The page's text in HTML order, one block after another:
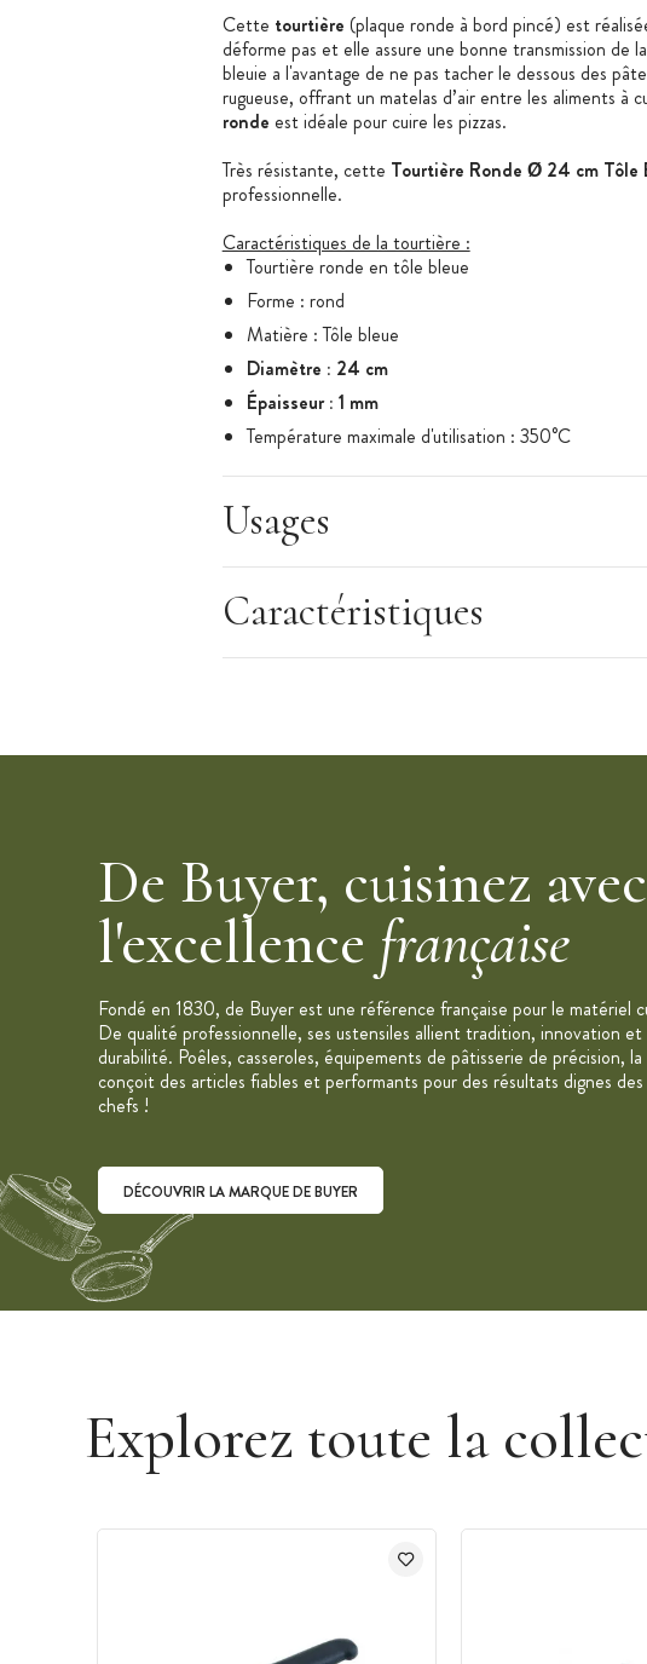
Cette tourtière (plaque ronde à bord pincé) est
déforme pas et elle assure une bonne transmission de
bleuie a l'avantage de ne pas tacher le dessous des
rugueuse, offrant un matelas d’air entre les aliments à
ronde est idéale pour cuire les pizzas.
Très résistante, cette Tourtière Ronde Ø 24 cm Tôle
professionnelle.
Caractéristiques de la tourtière :
Tourtière ronde en tôle bleue
Forme : rond
Matière : Tôle bleue
Diamètre : 24 cm
Épaisseur : 1 mm
Température maximale d'utilisation : 350°C
Conseils d'utilisation : La tôle bleuie doit subir un
Graisser la plaque avant chaque utilisation
Tourtière ronde vendue à l'unité
Made in France
Marque :De Buyer​
Usages
Caractéristiques
De Buyer, cuisinez avec
l'excellence française
Fondé en 1830, de Buyer est une référence française pour le matériel
De qualité professionnelle, ses ustensiles allient tradition, innovation et
durabilité. Poêles, casseroles, équipements de pâtisserie de précision, la
conçoit des articles fiables et performants pour des résultats dignes des
chefs !
DÉCOUVRIR LA MARQUE DE BUYER
Explorez toute la